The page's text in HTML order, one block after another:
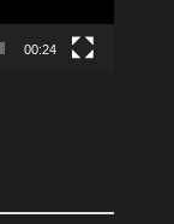
00:24